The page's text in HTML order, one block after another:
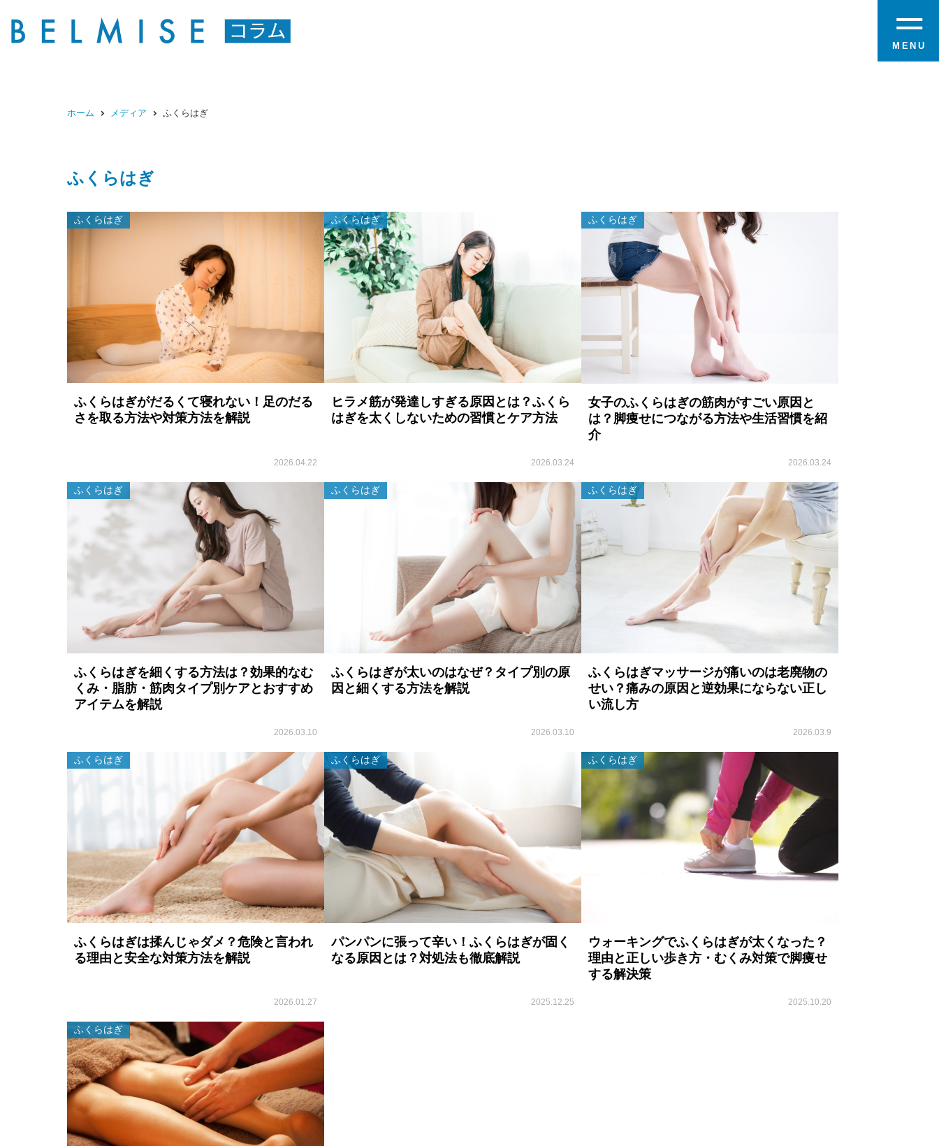
MENU
ホーム メディア ふくらはぎ
ふくらはぎ
ふくらはぎ
ふくらはぎがだるくて寝れない！足のだる
さを取る方法や対策方法を解説
2026.04.22
ふくらはぎ
ヒラメ筋が発達しすぎる原因とは？ふくら
はぎを太くしないための習慣とケア方法
2026.03.24
ふくらはぎ
女子のふくらはぎの筋肉がすごい原因と
は？脚痩せにつながる方法や生活習慣を紹
介
2026.03.24
ふくらはぎ
ふくらはぎを細くする方法は？効果的なむ
くみ・脂肪・筋肉タイプ別ケアとおすすめ
アイテムを解説
2026.03.10
ふくらはぎ
ふくらはぎが太いのはなぜ？タイプ別の原
因と細くする方法を解説
2026.03.10
ふくらはぎ
ふくらはぎマッサージが痛いのは老廃物の
せい？痛みの原因と逆効果にならない正し
い流し方
2026.03.9
ふくらはぎ
ふくらはぎは揉んじゃダメ？危険と言われ
る理由と安全な対策方法を解説
2026.01.27
ふくらはぎ
パンパンに張って辛い！ふくらはぎが固く
なる原因とは？対処法も徹底解説
2025.12.25
ふくらはぎ
ウォーキングでふくらはぎが太くなった？
理由と正しい歩き方・むくみ対策で脚痩せ
する解決策
2025.10.20
ふくらはぎ